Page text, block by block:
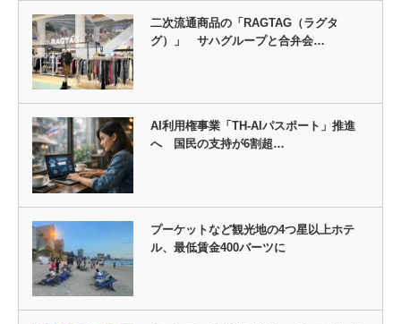
二次流通商品の「RAGTAG（ラグタ
グ）」 サハグループと合弁会…
AI利用権事業「TH‑AIパスポート」推進
へ 国民の支持が6割超…
プーケットなど観光地の4つ星以上ホテ
ル、最低賃金400バーツに